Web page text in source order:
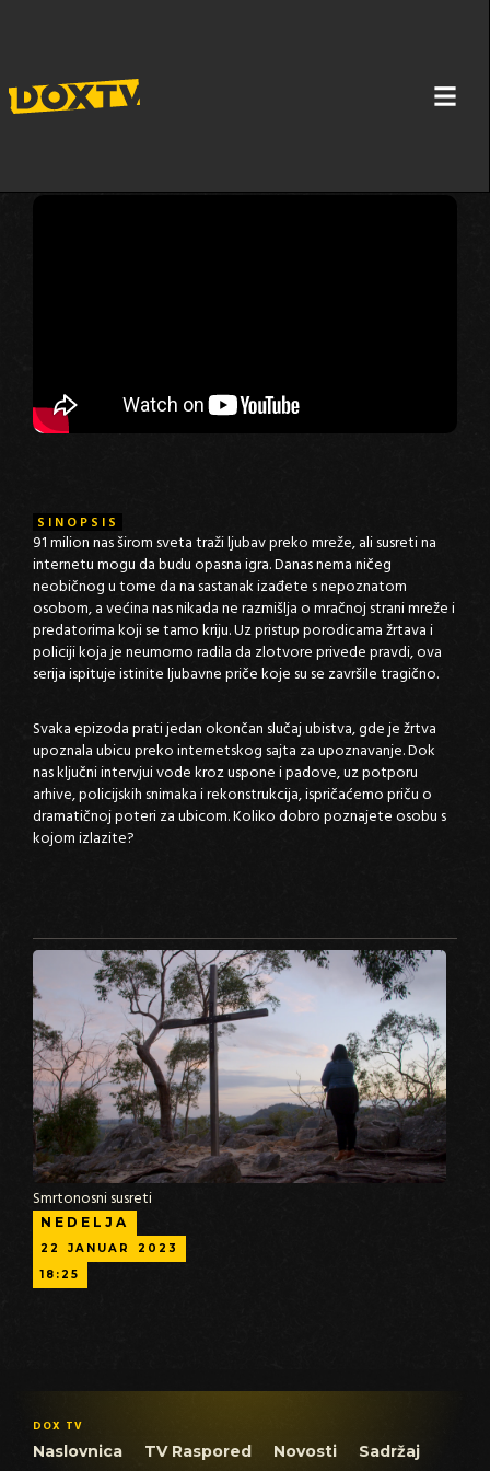
SINOPSIS
91 milion nas širom sveta traži ljubav preko mreže, ali susreti na
internetu mogu da budu opasna igra. Danas nema ničeg
neobičnog u tome da na sastanak izađete s nepoznatom
osobom, a većina nas nikada ne razmišlja o mračnoj strani mreže i
predatorima koji se tamo kriju. Uz pristup porodicama žrtava i
policiji koja je neumorno radila da zlotvore privede pravdi, ova
serija ispituje istinite ljubavne priče koje su se završile tragično.
Svaka epizoda prati jedan okončan slučaj ubistva, gde je žrtva
upoznala ubicu preko internetskog sajta za upoznavanje. Dok
nas ključni intervjui vode kroz uspone i padove, uz potporu
arhive, policijskih snimaka i rekonstrukcija, ispričaćemo priču o
dramatičnoj poteri za ubicom. Koliko dobro poznajete osobu s
kojom izlazite?
Smrtonosni susreti
NEDELJA
22 JANUAR
2023
18:25
DOX TV
Naslovnica TV Raspored Novosti
Sadržaj